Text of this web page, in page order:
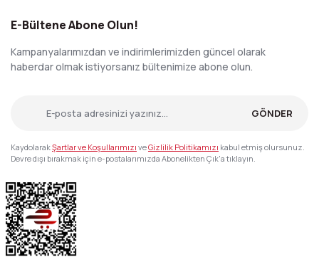
E-Bültene Abone Olun!
Kampanyalarımızdan ve indirimlerimizden güncel olarak
haberdar olmak istiyorsanız bültenimize abone olun.
GÖNDER
KaydolarakŞartlar ve Koşullarımızı veGizlilik Politikamızı kabul etmiş olursunuz.
Devre dışı bırakmak için e-postalarımızda Abonelikten Çık'a tıklayın.